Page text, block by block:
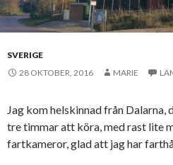
SVERIGE
28 OKTOBER, 2016
MARIE
Jag kom helskinnad från
tre timmar att köra, med rast lite
fartkameror, glad att jag har